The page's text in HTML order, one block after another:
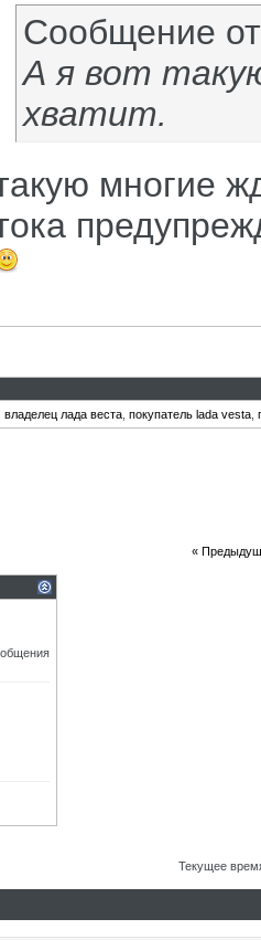
Сообщение
А я вот
хватит.
многие
владелец лада веста покупатель lada vesta
«
Текущее